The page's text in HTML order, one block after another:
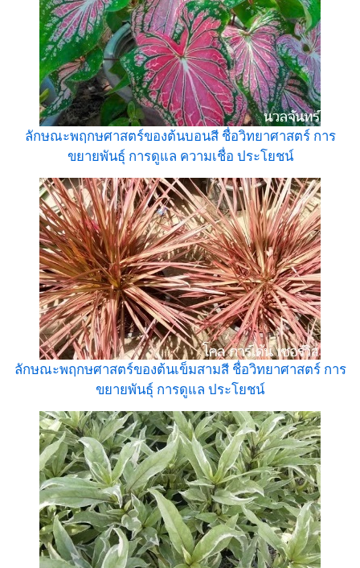
ลักษณะพฤกษศาสตร์ของต้นบอนสี ชื่อวิทยาศาสตร์ การ
ขยายพันธุ์ การดูแล ความเชื่อ ประโยชน์
ลักษณะพฤกษศาสตร์ของต้นเข็มสามสี ชื่อวิทยาศาสตร์ การ
ขยายพันธุ์ การดูแล ประโยชน์